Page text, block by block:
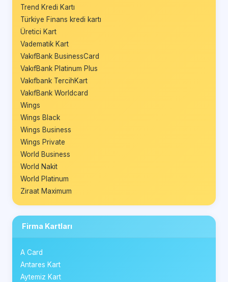
Trend Kredi Kartı
Türkiye Finans kredi kartı
Üretici Kart
Vadematik Kart
VakıfBank BusinessCard
VakıfBank Platinum Plus
Vakıfbank TercihKart
VakıfBank Worldcard
Wings
Wings Black
Wings Business
Wings Private
World Business
World Nakit
World Platinum
Ziraat Maximum
Firma Kartları
A Card
Antares Kart
Aytemiz Kart